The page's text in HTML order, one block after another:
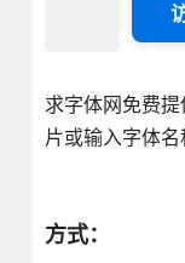
求字体网免费
片或输入字体
方式：